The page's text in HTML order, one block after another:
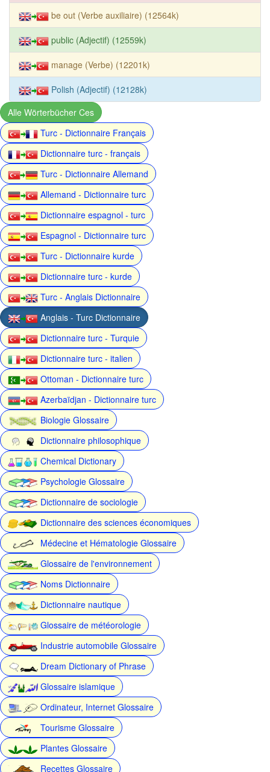
be out (Verbe auxiliaire) (12564k)
public (Adjectif) (12559k)
manage (Verbe) (12201k)
Polish (Adjectif) (12128k)
Alle Wörterbücher Ces
Turc - Dictionnaire Français
Dictionnaire turc - français
Turc - Dictionnaire Allemand
Allemand - Dictionnaire turc
Dictionnaire espagnol - turc
Espagnol - Dictionnaire turc
Turc - Dictionnaire kurde
Dictionnaire turc - kurde
Turc - Anglais Dictionnaire
Anglais - Turc Dictionnaire
Dictionnaire turc - Turquie
Dictionnaire turc - italien
Ottoman - Dictionnaire turc
Azerbaïdjan - Dictionnaire turc
Biologie Glossaire
Dictionnaire philosophique
Chemical Dictionary
Psychologie Glossaire
Dictionnaire de sociologie
Dictionnaire des sciences économiques
Médecine et Hématologie Glossaire
Glossaire de l'environnement
Noms Dictionnaire
Dictionnaire nautique
Glossaire de météorologie
Industrie automobile Glossaire
Dream Dictionary of Phrase
Glossaire islamique
Ordinateur, Internet Glossaire
Tourisme Glossaire
Plantes Glossaire
Recettes Glossaire